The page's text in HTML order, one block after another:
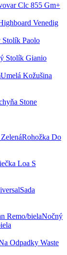
Clc 855 Gm+
Venedig
Stolík Paolo
Stolík Gianio
Umelá Kožušina
Stone
Rohožka Do
Loa S
Sada
Nočný
Odpadky Waste